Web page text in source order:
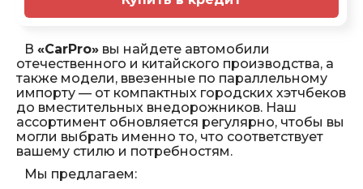
В «CarPro» вы найдете автомобили
отечественного и китайского производства, а
также модели, ввезенные по параллельному
импорту — от компактных городских хэтчбеков
до вместительных внедорожников. Наш
ассортимент обновляется регулярно, чтобы вы
могли выбрать именно то, что соответствует
вашему стилю и потребностям.
Мы предлагаем: